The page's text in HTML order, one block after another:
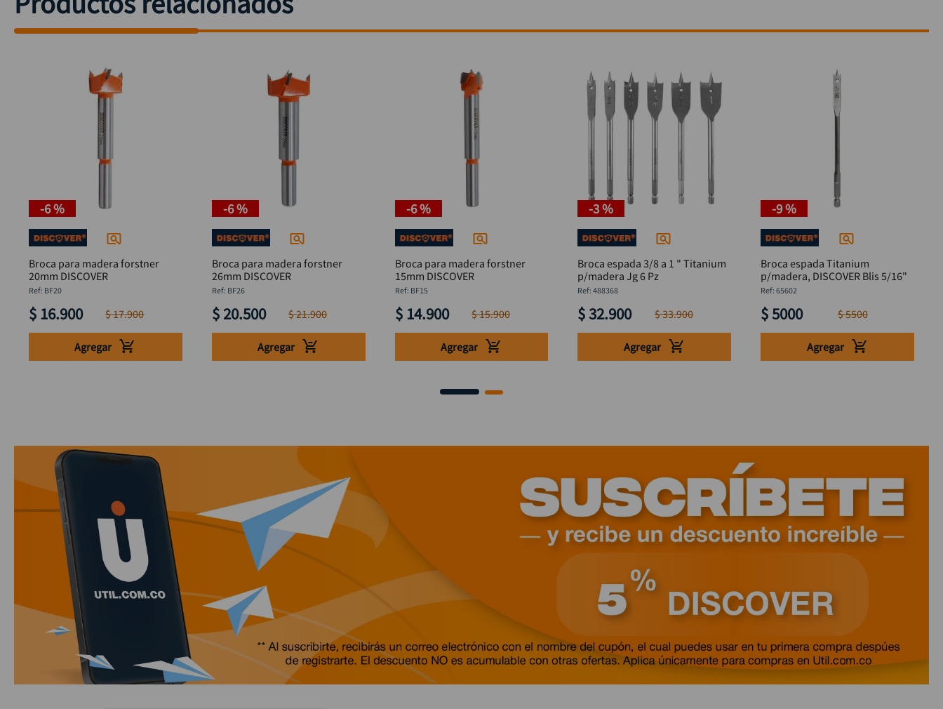
-6 %
Broca para madera forstner
20mm DISCOVER
: BF20
$ 16.900 $17.900
Agregar
-6 %
Broca para madera forstner
26mm DISCOVER
: BF26
$ 20.500 $21.900
Agregar
-6 %
Broca para madera forstner
15mm DISCOVER
: BF15
$ 14.900 $15.900
Agregar
-3 %
Broca espada 3/8 a 1 " Titanium
p/madera Jg 6 Pz
:488368
$32.900 $33.900
Agregar
-9 %
Broca espada Titanium
p/madera, DISCOVER Blis 5/16"
:65602
$5000 $5500
Agregar